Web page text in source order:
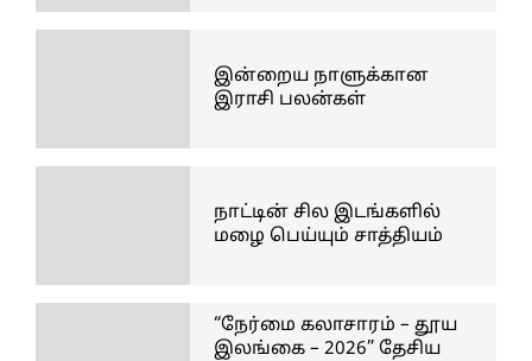
இன்றைய நாளுக்கான
இராசி பலன்கள்
நாட்டின் சில இடங்களில்
மழை பெய்யும் சாத்தியம்
“நேர்மை கலாசாரம் – தூய
இலங்கை – 2026” தேசிய